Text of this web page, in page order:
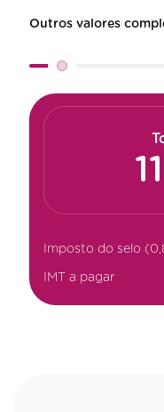
Outros valores
Imposto do selo
IMT a pagar